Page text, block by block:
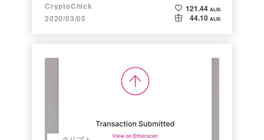
CryptoChick
2020/03/05
121.44 ALIS
44.10 ALIS